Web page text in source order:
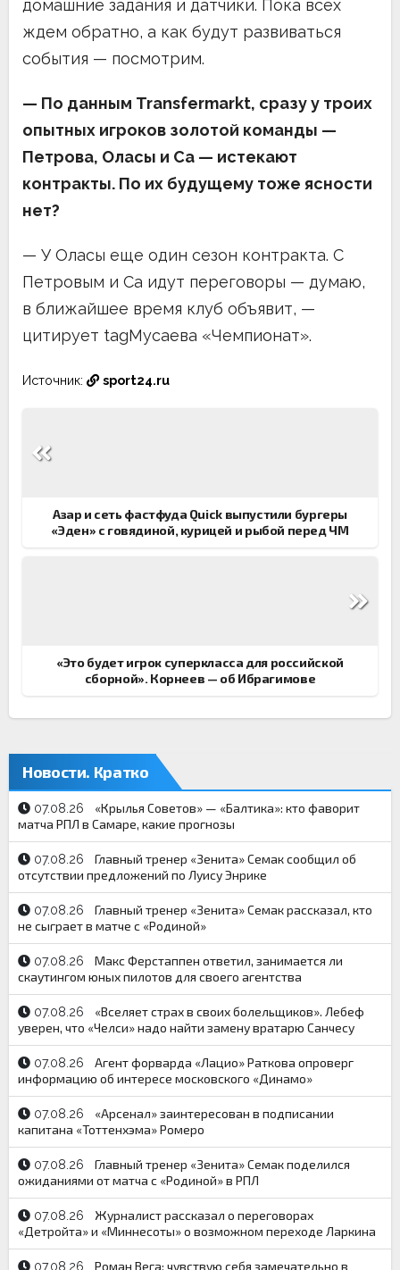
домашние задания и датчики. Пока всех
ждем обратно, а как будут развиваться
события — посмотрим.
— По данным Transfermarkt, сразу у троих
опытных игроков золотой команды —
Петрова, Оласы и Са — истекают
контракты. По их будущему тоже ясности
нет?
— У Оласы еще один сезон контракта. С
Петровым и Са идут переговоры — думаю,
в ближайшее время клуб объявит, —
цитирует tagМусаева «Чемпионат».
Источник: sport24.ru
по
Азар и сеть фастфуда Quick выпустили бургеры
«Эден» с говядиной, курицей и рыбой перед ЧМ
«Это будет игрок суперкласса для российской
сборной». Корнеев — об Ибрагимове
Новости. Кратко
07.08.26
«Крылья Советов» — «Балтика»: кто фаворит
матча РПЛ в Самаре, какие прогнозы
07.08.26
Главный тренер «Зенита» Семак сообщил об
отсутствии предложений по Луису Энрике
07.08.26
Главный тренер «Зенита» Семак рассказал, кто
не сыграет в матче с «Родиной»
07.08.26
Макс Ферстаппен ответил, занимается ли
скаутингом юных пилотов для своего агентства
07.08.26
«Вселяет страх в своих болельщиков». Лебеф
уверен, что «Челси» надо найти замену вратарю Санчесу
07.08.26
Агент форварда «Лацио» Раткова опроверг
информацию об интересе московского «Динамо»
07.08.26
«Арсенал» заинтересован в подписании
капитана «Тоттенхэма» Ромеро
07.08.26
Главный тренер «Зенита» Семак поделился
ожиданиями от матча с «Родиной» в РПЛ
07.08.26
Журналист рассказал о переговорах
«Детройта» и «Миннесоты» о возможном переходе Ларкина
07.08.26 Роман Вега: чувствую себя замечательно в